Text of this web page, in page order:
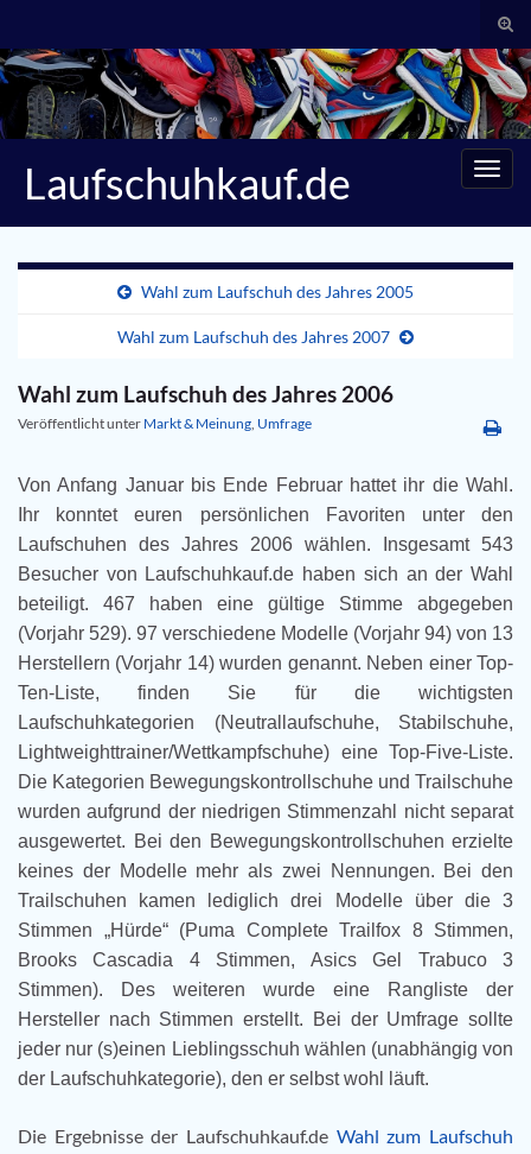
Search for:
Laufschuhkauf.de
Wahl zum Laufschuh des Jahres 2005
Wahl zum Laufschuh des Jahres 2007
Wahl zum Laufschuh des Jahres 2006
Veröffentlicht unter Markt & Meinung Umfrage
Von Anfang Januar bis Ende Februar hattet ihr die Wahl.
Ihr konntet euren persönlichen Favoriten unter den
Laufschuhen des Jahres 2006 wählen. Insgesamt 543
Besucher von Laufschuhkauf.de haben sich an der Wahl
beteiligt. 467 haben eine gültige Stimme abgegeben
(Vorjahr 529). 97 verschiedene Modelle (Vorjahr 94) von 13
Herstellern (Vorjahr 14) wurden genannt. Neben einer Top-
Ten-Liste, finden Sie für die wichtigsten
Laufschuhkategorien (Neutrallaufschuhe, Stabilschuhe,
Lightweighttrainer/Wettkampfschuhe) eine Top-Five-Liste.
Die Kategorien Bewegungskontrollschuhe und Trailschuhe
wurden aufgrund der niedrigen Stimmenzahl nicht separat
ausgewertet. Bei den Bewegungskontrollschuhen erzielte
keines der Modelle mehr als zwei Nennungen. Bei den
Trailschuhen kamen lediglich drei Modelle über die 3
Stimmen „Hürde“ (Puma Complete Trailfox 8 Stimmen,
Brooks Cascadia 4 Stimmen, Asics Gel Trabuco 3
Stimmen). Des weiteren wurde eine Rangliste der
Hersteller nach Stimmen erstellt. Bei der Umfrage sollte
jeder nur (s)einen Lieblingsschuh wählen (unabhängig von
der Laufschuhkategorie), den er selbst wohl läuft.
Die Ergebnisse der Laufschuhkauf.de Wahl zum Laufschuh